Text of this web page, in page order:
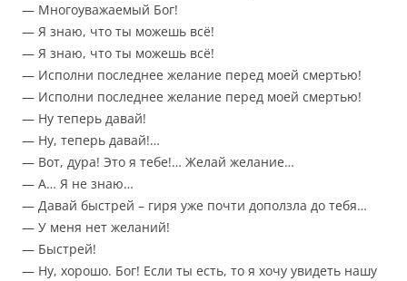
— Многоуважаемый Бог!
— Я знаю, что ты можешь всё!
— Я знаю, что ты можешь всё!
— Исполни последнее желание перед моей смертью!
— Исполни последнее желание перед моей смертью!
— Ну теперь давай!
— Ну, теперь давай!…
— Вот, дура! Это я тебе!… Желай желание…
— А… Я не знаю…
— Давай быстрей – гиря уже почти доползла до тебя…
— У меня нет желаний!
— Быстрей!
— Ну, хорошо. Бог! Если ты есть, то я хочу увидеть нашу